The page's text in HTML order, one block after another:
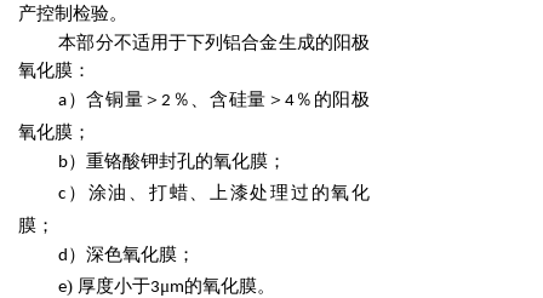
产控制检验。
本部分不适用于下列铝合金生成的阳极
氧化膜：
a ）含铜量＞ 2 ％、含硅量＞ 4％的阳极
氧化膜；
b）重铬酸钾封孔的氧化膜；
c ）涂油、打蜡、上漆处理过的氧化
膜；
d ）深色氧化膜；
e) 厚度小于3μm的氧化膜。